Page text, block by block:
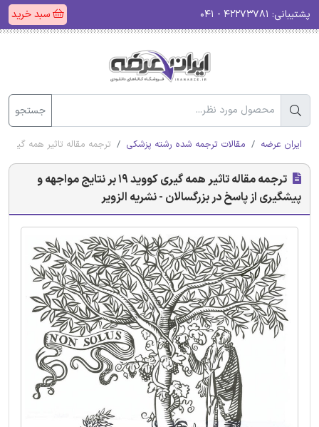
پشتیبانی: سبد خرید
جستجو
ایران عرضه مقالات ترجمه شده رشته پزشکی ترجمه مقاله تاثیر همه گیری کووید 19 بر نتایج مواجهه و پیشگیری از پاسخ در
ترجمه مقاله تاثیر همه گیری کووید 19 بر نتایج مواجهه و
پیشگیری از پاسخ در بزرگسالان - نشریه الزویر